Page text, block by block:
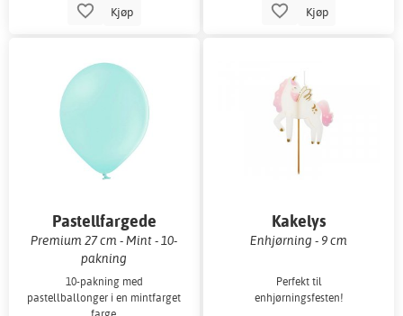
Kjøp Kjøp
Pastellfargede
ballonger
Premium 27 cm - Mint - 10-
pakning
10-pakning med
pastellballonger i en mintfarget
Kakelys
Enhjørning - 9 cm
Perfekt til
enhjørningsfesten!